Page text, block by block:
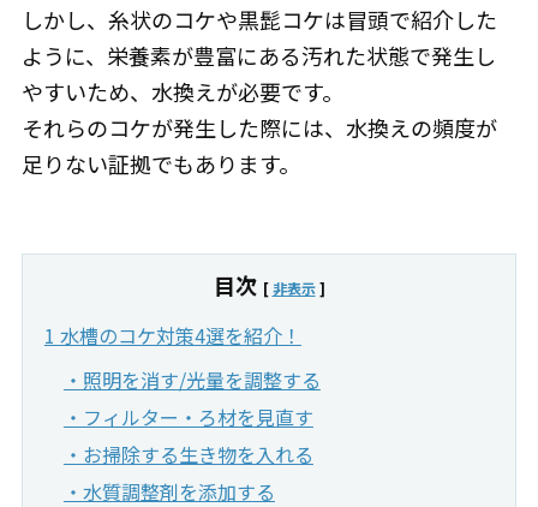
しかし、糸状のコケや黒髭コケは冒頭で紹介した
ように、栄養素が豊富にある汚れた状態で発生し
やすいため、水換えが必要です。
それらのコケが発生した際には、水換えの頻度が
足りない証拠でもあります。
目次 [非表示]
1 水槽のコケ対策4選を紹介！
・照明を消す/光量を調整する
・フィルター・ろ材を見直す
・お掃除する生き物を入れる
・水質調整剤を添加する